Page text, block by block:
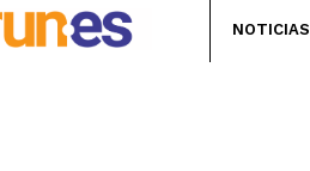
NOTICIAS